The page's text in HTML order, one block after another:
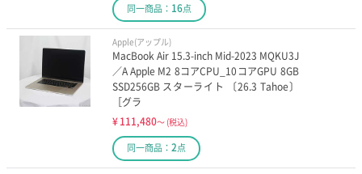
同一商品： 16点
Apple(アップル)
MacBook Air 15.3-inch Mid-2023 MQKU3J
／A Apple M2 8コアCPU_10コアGPU 8GB
SSD256GB スターライト 〔26.3 Tahoe〕
［グラ
¥111,480～ (税込)
同一商品： 2点